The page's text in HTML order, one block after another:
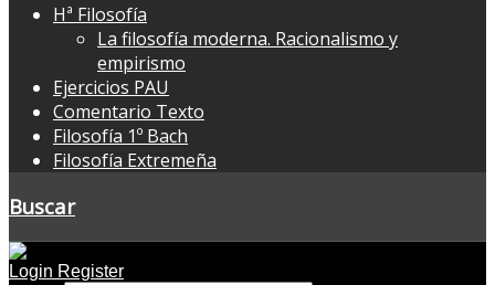
Hª Filosofía
La filosofía moderna. Racionalismo y
empirismo
Ejercicios PAU
Comentario Texto
Filosofía 1º Bach
Filosofía Extremeña
Buscar
Login Register